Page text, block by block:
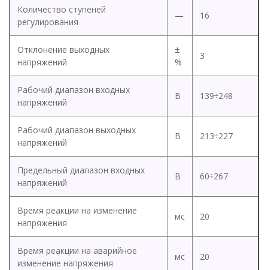
Количество ступеней
регулирования
— 16
Отклонение выходных
напряжений
±
%
3
Рабочий диапазон входных
напряжений
В 139÷248
Рабочий диапазон выходных
напряжений
В 213÷227
Предельный диапазон входных
напряжений
В 60÷267
Время реакции на изменение
напряжения
мс 20
Время реакции на аварийное
изменение напряжения
мс 20